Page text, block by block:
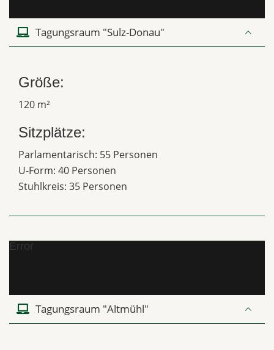
Tagungsraum "Sulz-Donau"
Größe:
120 m²
Sitzplätze:
Parlamentarisch: 55 Personen
U-Form: 40 Personen
Stuhlkreis: 35 Personen
Error
Tagungsraum "Altmühl"